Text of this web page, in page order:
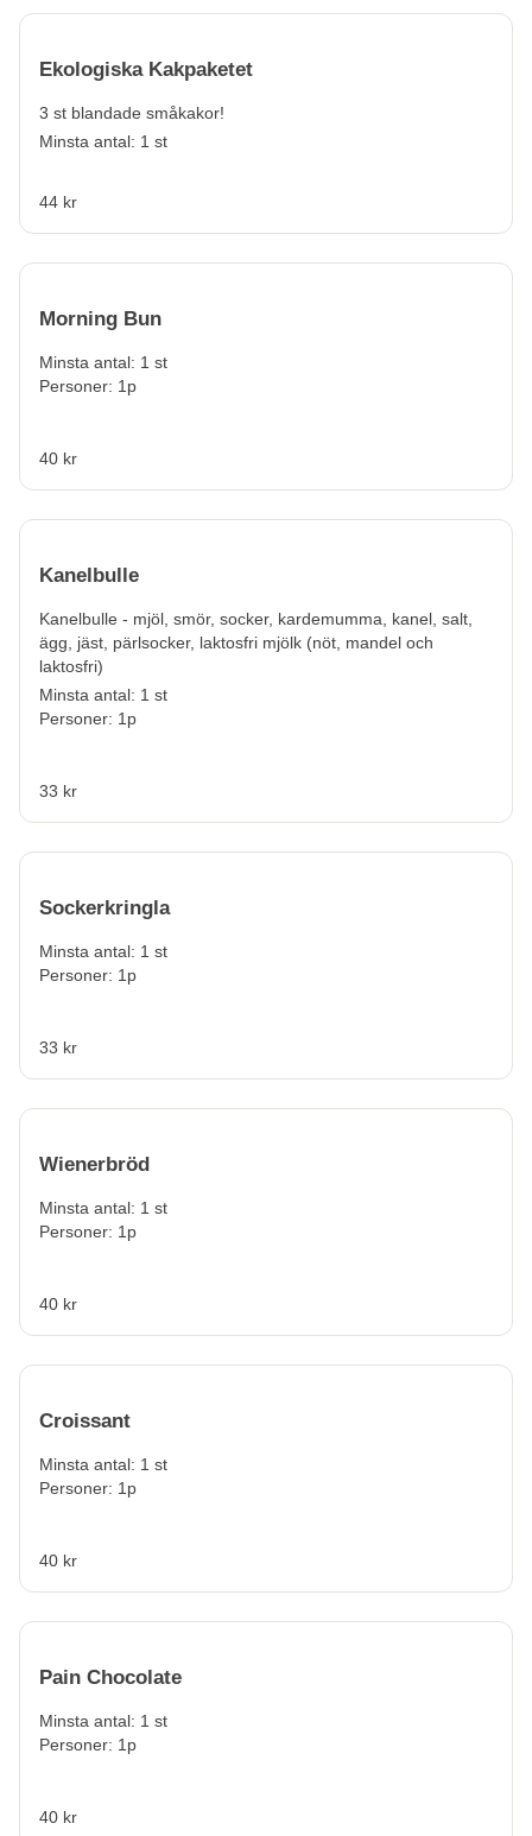
Ekologiska Kakpaketet
3 st blandade småkakor!
Minsta antal: 1 st
44 kr
Morning Bun
Minsta antal: 1 st
Personer: 1p
40 kr
Kanelbulle
Kanelbulle - mjöl, smör, socker, kardemumma, kanel, salt,
ägg, jäst, pärlsocker, laktosfri mjölk (nöt, mandel och
laktosfri)
Minsta antal: 1 st
Personer: 1p
33 kr
Sockerkringla
Minsta antal: 1 st
Personer: 1p
33 kr
Wienerbröd
Minsta antal: 1 st
Personer: 1p
40 kr
Croissant
Minsta antal: 1 st
Personer: 1p
40 kr
Pain Chocolate
Minsta antal: 1 st
Personer: 1p
40 kr